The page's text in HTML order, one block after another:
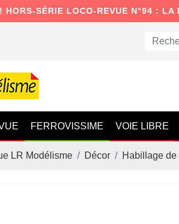
SÉRIE LOCO-REVUE N°94 : LA
FERROVISSIME VOIE LIBRE
LR Modélisme Décor Habillage de